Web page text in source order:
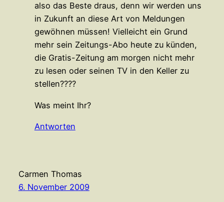
also das Beste draus, denn wir werden uns
in Zukunft an diese Art von Meldungen
gewöhnen müssen! Vielleicht ein Grund
mehr sein Zeitungs-Abo heute zu künden,
die Gratis-Zeitung am morgen nicht mehr
zu lesen oder seinen TV in den Keller zu
stellen????
Was meint Ihr?
Antworten
Carmen Thomas
6. November 2009